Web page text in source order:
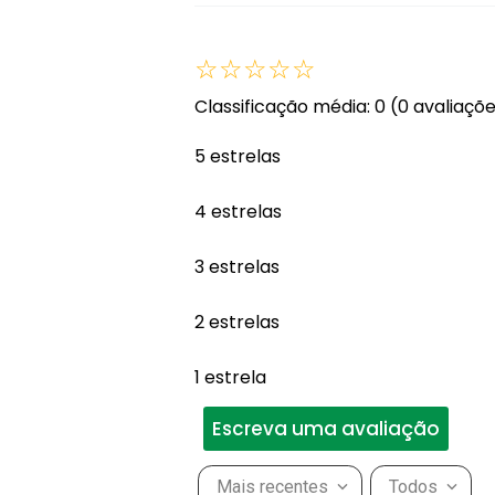
☆☆☆☆☆
Classificação média: 0 (0
5 estrelas
4 estrelas
3 estrelas
2 estrelas
1 estrela
Escreva uma avaliação
Mais recentes Todos